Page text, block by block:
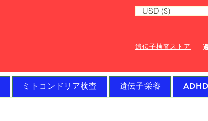
USD ($)
遺伝子検査ストア
ミトコンドリア検査 遺伝子栄養